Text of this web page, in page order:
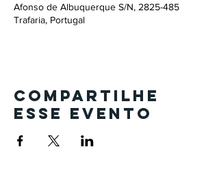
Afonso de Albuquerque S/N, 2825-485
Trafaria, Portugal
Compartilhe
esse evento